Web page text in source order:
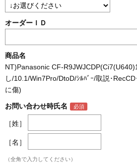
オーダーＩＤ
商品名
NT)Panasonic CF-
し/10.1/Win7Pro/DtoD/ｼﾙﾊﾞｰ/取説･RecCD
に傷)
お問い合わせ時氏名
［姓］
［名］
（全角で入力してください）